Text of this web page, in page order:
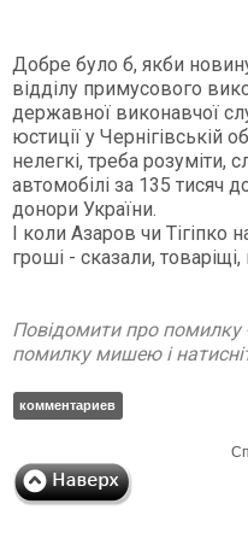
Добре було б, якби
відділу примусового
державної виконавчої
юстиції у Чернігівській
нелегкі, треба розуміти,
автомобілі за 135 тисяч
донори України.
І коли Азаров чи Тігіпко
гроші - сказали, товаріщі,
Повідомити про помилку
помилку мишею і
комментариев